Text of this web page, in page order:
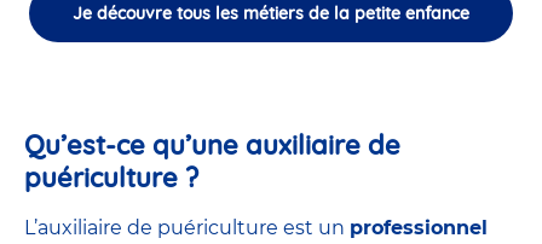
Je découvre tous les métiers de la petite enfance
Qu’est-ce qu’une auxiliaire de
puériculture ?
L’auxiliaire de puériculture est un professionnel